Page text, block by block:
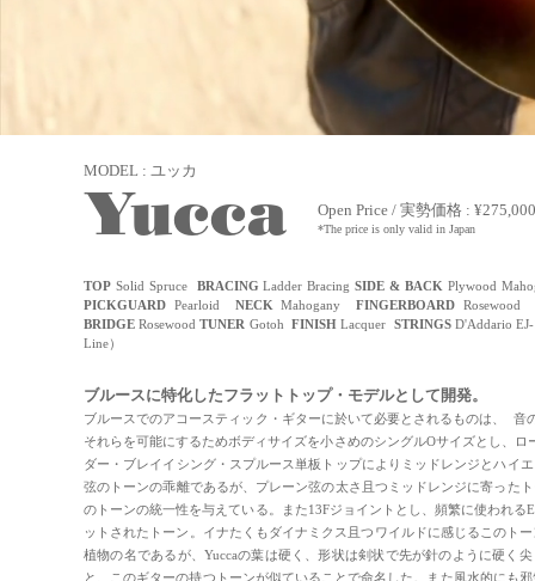
MODEL : ユッカ
Yucca Open Price / 実勢価格 : ¥275,000
*The price is only valid in Japan
TOP Solid Spruce BRACING Ladder Bracing SIDE & BACK Plywood
PICKGUARD Pearloid NECK MahoganyFINGERBOARD
BRIDGE RosewoodTUNER GotohFINISH Lacquer STRINGSD'Addario
Line）
ブルースに特化したフラットトップ・モデルとして開発。
ブルースでのアコースティック・ ギターに於いて必要とされるものは、
それらを可能にするためボディサイズを小さめのシングルOサイズとし、
ダー・ブレイイシング・スプルース単板トップによりミッドレンジとハイ
弦のトーンの乖離であるが、プレーン弦の太さ且つミッドレンジに寄った
のトーンの統一性を与えている。また13Fジョイントとし、頻繁に使われる
ットされたトーン。イナたくもダイナミクス且つワイルドに感じるこのト
植物の名であるが、Yuccaの葉は硬く、形状は剣状で先が針のように硬く
と、このギターの持つトーンが似ていることで命名した。また風水的にも